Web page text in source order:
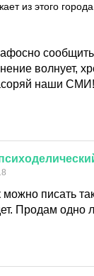
из этого города.
волнует,
наши СМИ!
можно писать
Продам одно